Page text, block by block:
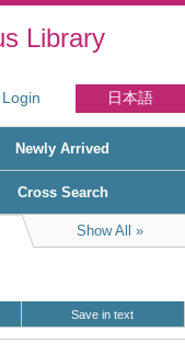
Library
Login 日本語
Newly Arrived
Cross Search
Show All
Save in text